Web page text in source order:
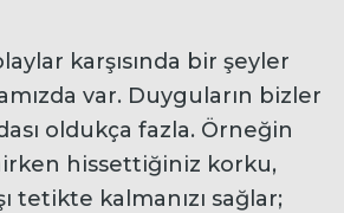
karşısında bir şeyler
var. Duyguların bizler
oldukça fazla. Örneğin
hissettiğiniz korku,
tetikte kalmanızı sağlar;